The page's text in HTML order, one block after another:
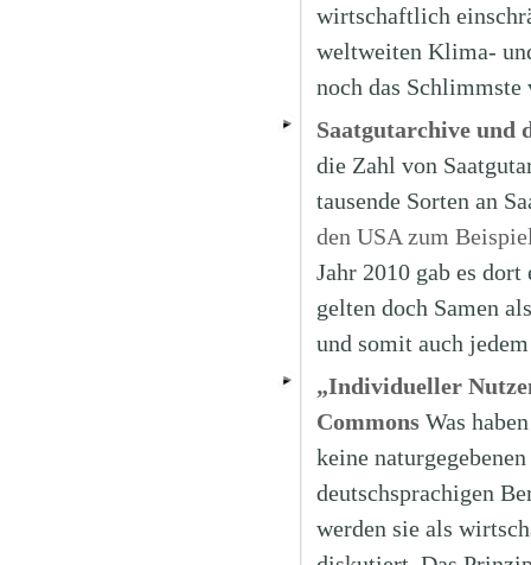
wirtschaftlich
weltweiten Klima-
noch das
Saatgutarchive und
die Zahl von
tausende Sorten an
den USA zum
Jahr 2010 gab es
gelten doch Samen
und somit auch
„Individueller
Commons Was
keine
deutschsprachigen
werden sie als